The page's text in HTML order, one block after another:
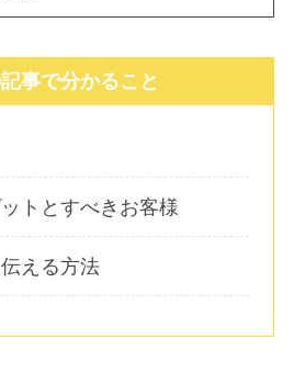
事で分かること
トとすべきお客様
える方法